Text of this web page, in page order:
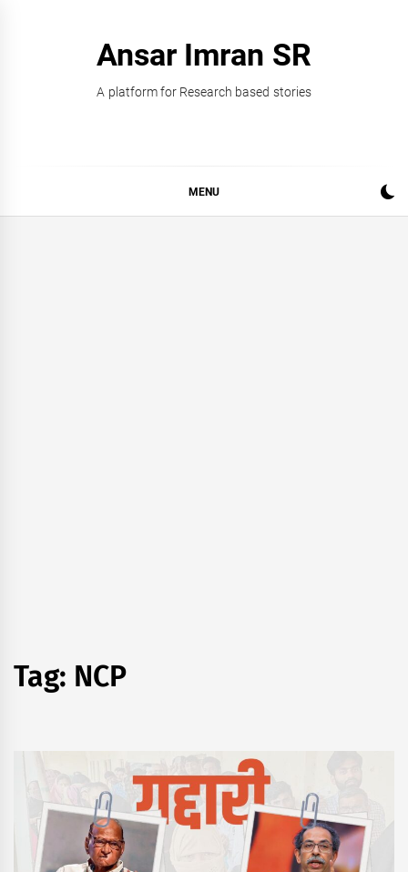
Ansar Imran SR
A platform for Research based stories
MENU
Tag: NCP